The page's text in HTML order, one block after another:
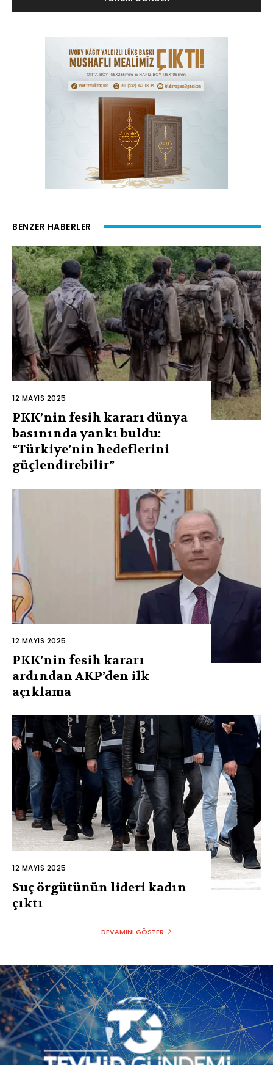
BENZER HABERLER
12 MAYIS 2025
PKK’nin fesih kararı dünya
basınında yankı buldu:
“Türkiye’nin hedeflerini
güçlendirebilir”
12 MAYIS 2025
PKK’nin fesih kararı
ardından AKP’den ilk
açıklama
12 MAYIS 2025
Suç örgütünün lideri kadın
çıktı
DEVAMINI GÖSTER